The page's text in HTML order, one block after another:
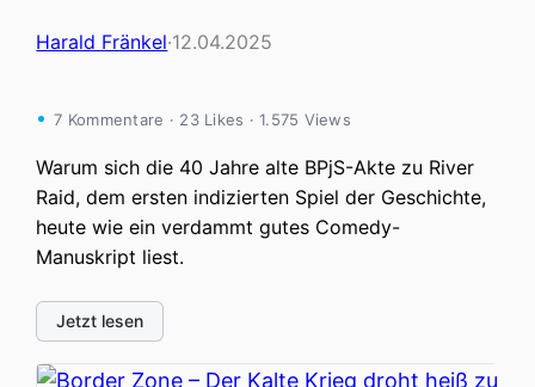
Harald Fränkel·12.04.2025
7 Kommentare · 23 Likes · 1.575 Views
Warum sich die 40 Jahre alte BPjS-Akte zu River
Raid, dem ersten indizierten Spiel der Geschichte,
heute wie ein verdammt gutes Comedy-
Manuskript liest.
Jetzt lesen